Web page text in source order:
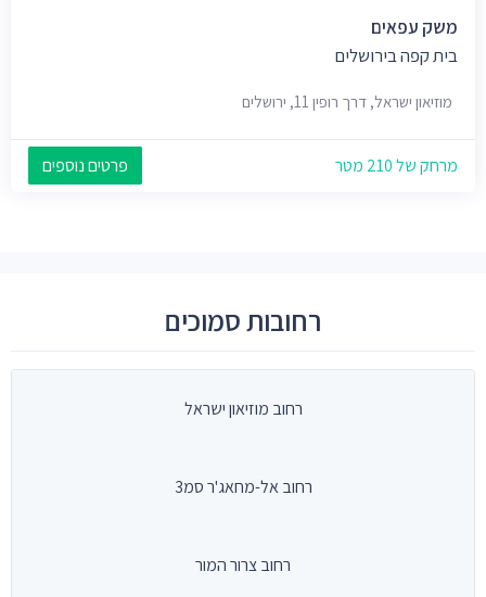
משק עפאים
בית קפה בירושלים
מוזיאון ישראל, דרך רופין 11, ירושלים
מרחק של 210 מטר פרטים נוספים
רחובות סמוכים
רחוב מוזיאון ישראל
רחוב אל-מחאג'ר סמ3
רחוב צרור המור